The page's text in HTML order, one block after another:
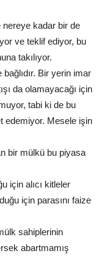
nereye kadar bir de
ve teklif ediyor, bu
takılıyor.
Bir yerin imar
da olamayacağı için
tabi ki de bu
edemiyor. Mesele işin
bir mülkü bu piyasa
için alıcı kitleler
için parasını faize
sahiplerinin
abartmamış